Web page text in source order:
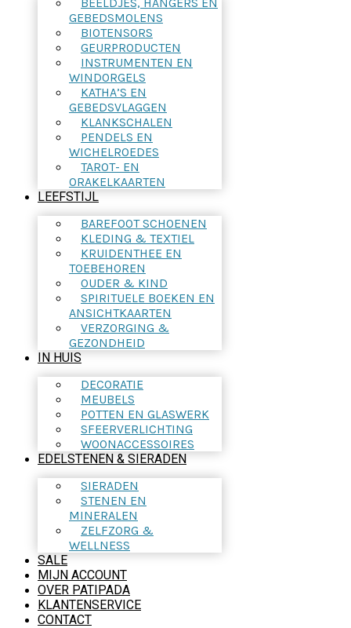
GEBEDSMOLENS
BIOTENSORS
GEURPRODUCTEN
INSTRUMENTEN EN
WINDORGELS
KATHA’S EN
GEBEDSVLAGGEN
KLANKSCHALEN
PENDELS EN
WICHELROEDES
TAROT- EN
ORAKELKAARTEN
LEEFSTIJL
BAREFOOT SCHOENEN
KLEDING & TEXTIEL
KRUIDENTHEE EN
TOEBEHOREN
OUDER & KIND
SPIRITUELE BOEKEN EN
ANSICHTKAARTEN
VERZORGING &
GEZONDHEID
IN HUIS
DECORATIE
MEUBELS
POTTEN EN GLASWERK
SFEERVERLICHTING
WOONACCESSOIRES
EDELSTENEN & SIERADEN
SIERADEN
STENEN EN
MINERALEN
ZELFZORG &
WELLNESS
SALE
MIJN ACCOUNT
OVER PATIPADA
KLANTENSERVICE
CONTACT